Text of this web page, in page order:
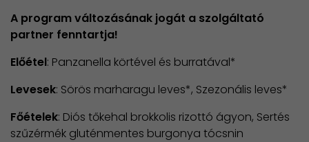
A program változásának jogát a szolgáltató
partner fenntartja!
Előétel: Panzanella körtével és burratával*
Levesek: Sörös marharagu leves*, Szezonális leves*
Főételek: Diós tőkehal brokkolis rizottó ágyon, Sertés
szűzérmék gluténmentes burgonya tócsnin